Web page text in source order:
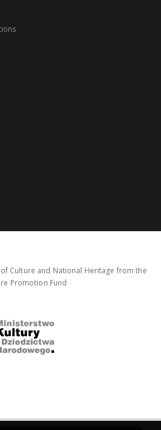
Culture and National Heritage from the
Promotion Fund